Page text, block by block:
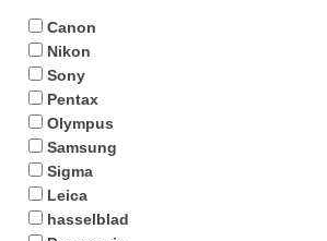
Canon
Nikon
Sony
Pentax
Olympus
Samsung
Sigma
Leica
hasselblad